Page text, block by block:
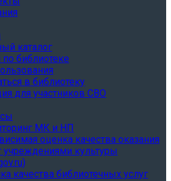
каталог
по библиотеке
в библиотеку
для участников СВО
МК и НП
оценка качества оказания
учреждениями культуры
качества библиотечных услуг